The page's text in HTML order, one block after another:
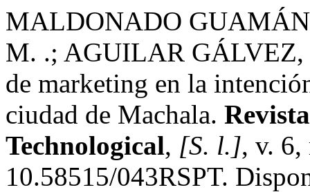
MALDONADO
M. .; AGUILAR GÁLVEZ,
de marketing en la
ciudad de Machala.
Technological, [S. l.], v.
10.58515/043RSPT.